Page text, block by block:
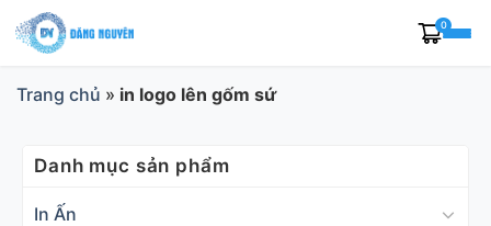
Skip
to
0
Trang chủ » in logo lên gốm sứ
Danh mục sản phẩm
In Ấn